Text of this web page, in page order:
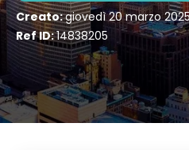
Creato:giovedì 20 marzo
Ref ID:14838205